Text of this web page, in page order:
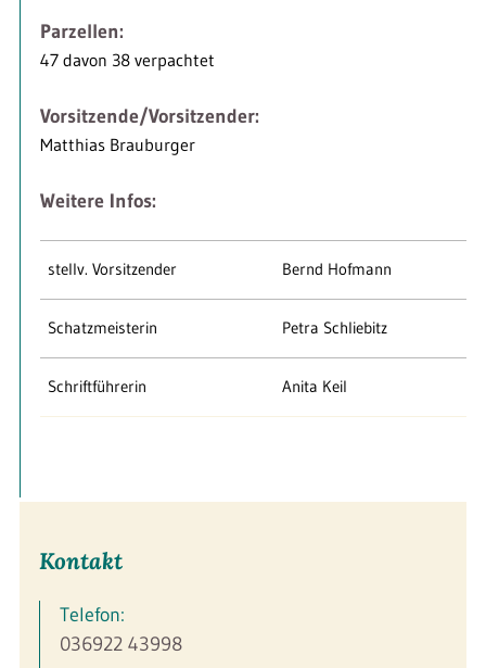
Parzellen:
47 davon 38 verpachtet
Vorsitzende/Vorsitzender:
Matthias Brauburger
Weitere Infos:
stellv. Vorsitzender Bernd Hofmann
Schatzmeisterin Petra Schliebitz
Schriftführerin Anita Keil
Kontakt
Telefon:
036922 43998